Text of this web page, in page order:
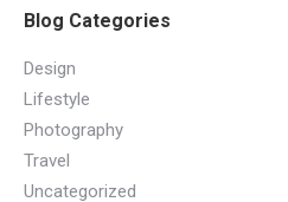
Blog Categories
Design
Lifestyle
Photography
Travel
Uncategorized